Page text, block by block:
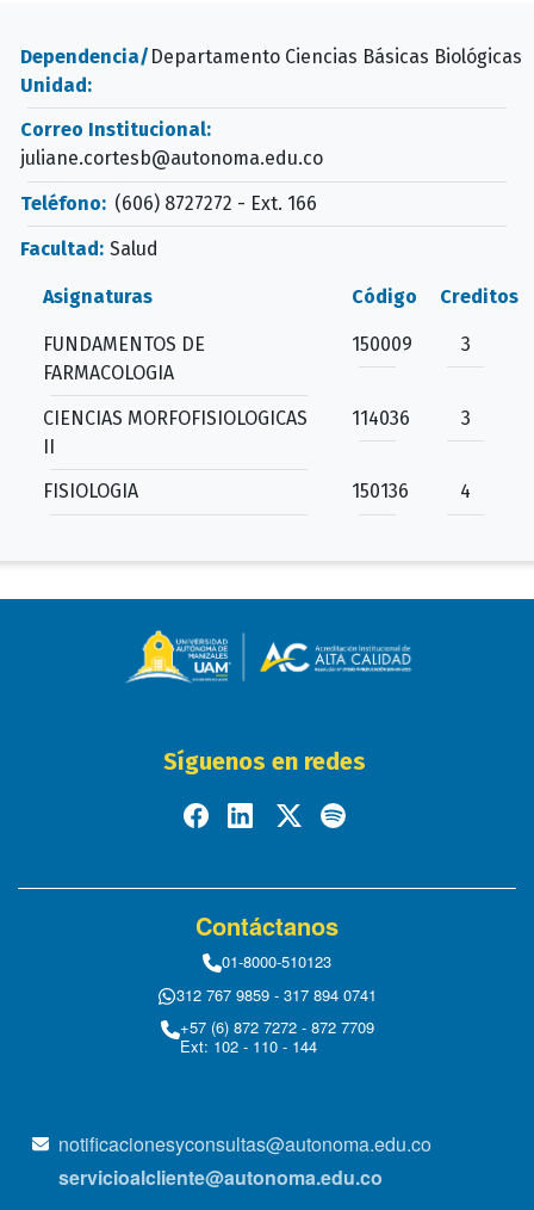
Dependencia/
Unidad:
Departamento Ciencias Básicas Biológicas
Correo Institucional:
juliane.cortesb@autonoma.edu.co
Teléfono: (606) 8727272 - Ext. 166
Facultad: Salud
Asignaturas Código Creditos
FUNDAMENTOS DE
FARMACOLOGIA
150009 3
CIENCIAS MORFOFISIOLOGICAS
II
114036 3
FISIOLOGIA 150136 4
Síguenos en redes
Contáctanos
01-8000-510123
312 767 9859 - 317 894 0741
+57 (6) 872 7272 - 872 7709
Ext: 102 - 110 - 144
notificacionesyconsultas@autonoma.edu.co
servicioalcliente@autonoma.edu.co